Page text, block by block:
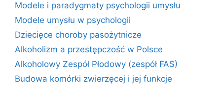
Modele i paradygmaty psychologii umysłu
Modele umysłu w psychologii
Dziecięce choroby pasożytnicze
Alkoholizm a przestępczość w Polsce
Alkoholowy Zespół Płodowy (zespół FAS)
Budowa komórki zwierzęcej i jej funkcje